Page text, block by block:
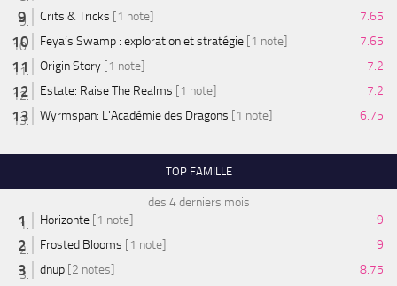
Crits & Tricks [1 note]
7.65
Feya’s Swamp : exploration et stratégie [1 note]
7.65
Origin Story [1 note]
7.2
Estate: Raise The Realms [1 note]
7.2
Wyrmspan: L'Académie des Dragons [1 note] 6.75
TOP FAMILLE
des 4 derniers mois
Horizonte [1 note]
9
Frosted Blooms [1 note]
9
dnup [2 notes]
8.75